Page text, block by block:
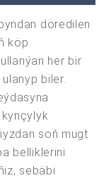
döredilen
köp
her bir
biler.
soň mugt
belliklerini
sebäbi